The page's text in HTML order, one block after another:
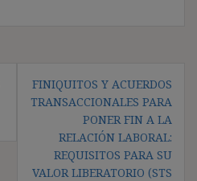
FINIQUITOS Y ACUERDOS
TRANSACCIONALES PARA
PONER FIN A LA
RELACIÓN LABORAL:
REQUISITOS PARA SU
VALOR LIBERATORIO (STS